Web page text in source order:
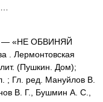
— «НЕ ОБВИНЯЙ
Лермонтовская
(Пушкин. Дом);
; Гл. ред. Мануйлов В.
В. Г., Бушмин А. С.,